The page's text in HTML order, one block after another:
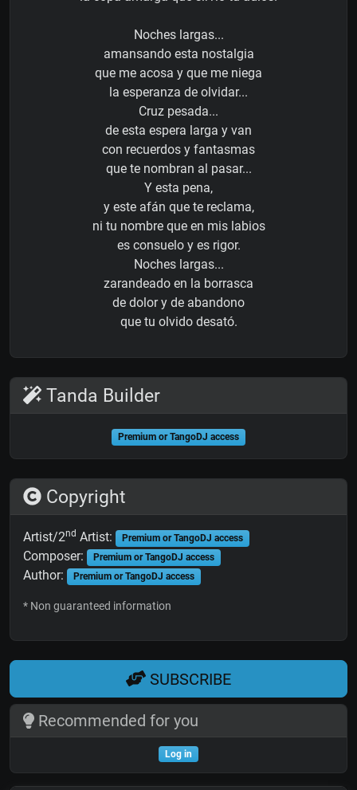
Noches largas...
amansando esta nostalgia
que me acosa y que me niega
la esperanza de olvidar...
Cruz pesada...
de esta espera larga y van
con recuerdos y fantasmas
que te nombran al pasar...
Y esta pena,
y este afán que te reclama,
ni tu nombre que en mis labios
es consuelo y es rigor.
Noches largas...
zarandeado en la borrasca
de dolor y de abandono
que tu olvido desató.
Tanda Builder
Premium or TangoDJ access
Copyright
Artist/2nd Artist: Premium or TangoDJ access
Composer: Premium or TangoDJ access
Author: Premium or TangoDJ access
* Non guaranteed information
SUBSCRIBE
Recommended for you
Log in